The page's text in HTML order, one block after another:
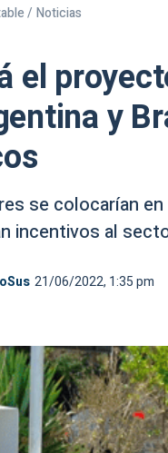
/ Noticias
el
y
se colocarían
incentivos al
21/06/2022, 1:35 pm